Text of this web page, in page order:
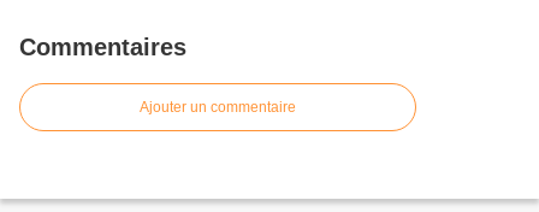
Commentaires
Ajouter un commentaire